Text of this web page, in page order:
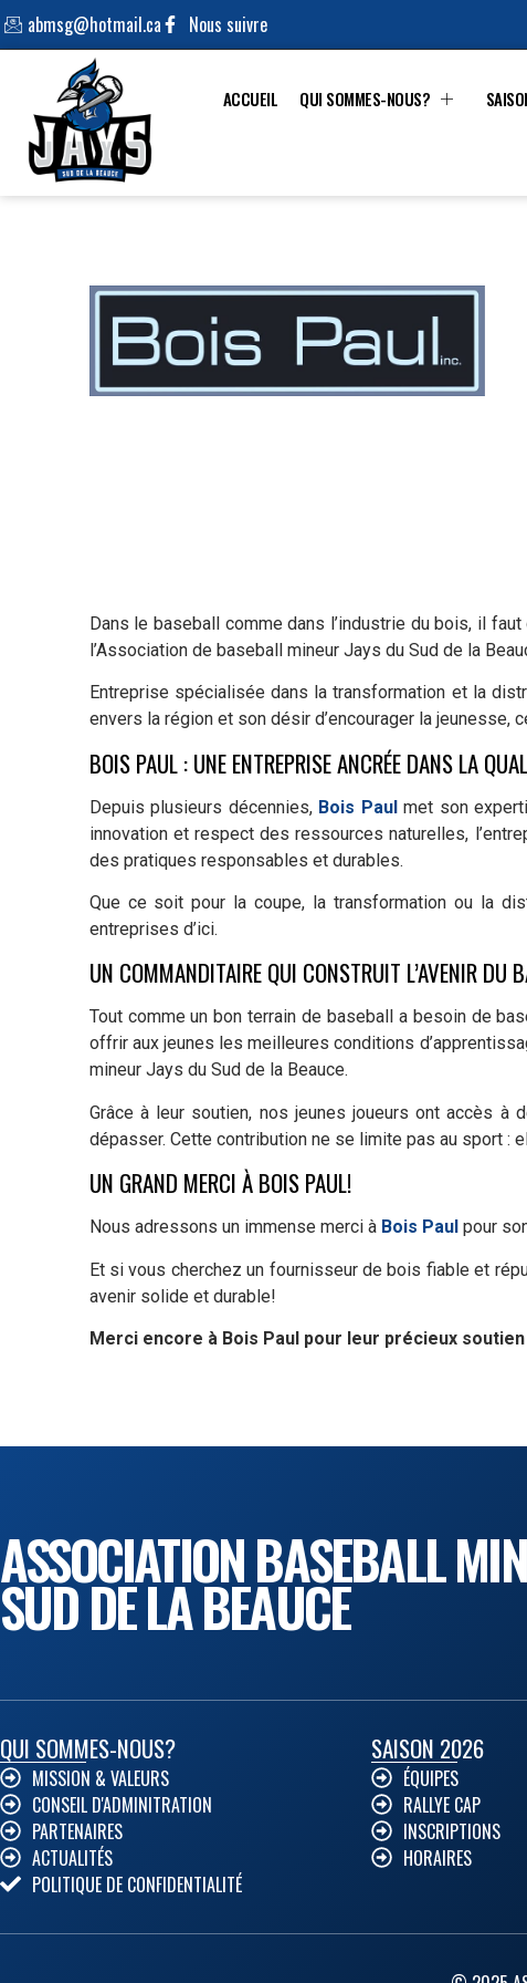
abmsg@hotmail.ca Nous suivre
ACCUEIL QUI SOMMES-NOUS?
Dans le baseball comme dans l’industrie du bois, il
l’Association de baseball mineur Jays du Sud de la
Entreprise spécialisée dans la transformation et la
envers la région et son désir d’encourager la
BOIS PAUL : UNE ENTREPRISE ANCRÉE DANS LA
Depuis plusieurs décennies, Bois Paulmet son
innovation et respect des ressources naturelles,
des pratiques responsables et durables.
Que ce soit pour la coupe, la transformation ou la
entreprises d’ici.
UN COMMANDITAIRE QUI CONSTRUIT L’AVENIR DU
Tout comme un bon terrain de baseball a besoin de
offrir aux jeunes les meilleures conditions
mineur Jays du Sud de la Beauce.
Grâce à leur soutien, nos jeunes joueurs ont accès
dépasser. Cette contribution ne se limite pas au sport :
UN GRAND MERCI À BOIS PAUL!
Nous adressons un immense merci à Bois Paul pour
Et si vous cherchez un fournisseur de bois fiable et
avenir solide et durable!
Merci encore à Bois Paul pour leur précieux
ASSOCIATION BASEBALL
SUD DE LA BEAUCE
QUI SOMMES-NOUS?
MISSION & VALEURS
CONSEIL D'ADMINITRATION
PARTENAIRES
ACTUALITÉS
POLITIQUE DE CONFIDENTIALITÉ
SAISON 2026
ÉQUIPES
RALLYE CAP
INSCRIPTIONS
HORAIRES